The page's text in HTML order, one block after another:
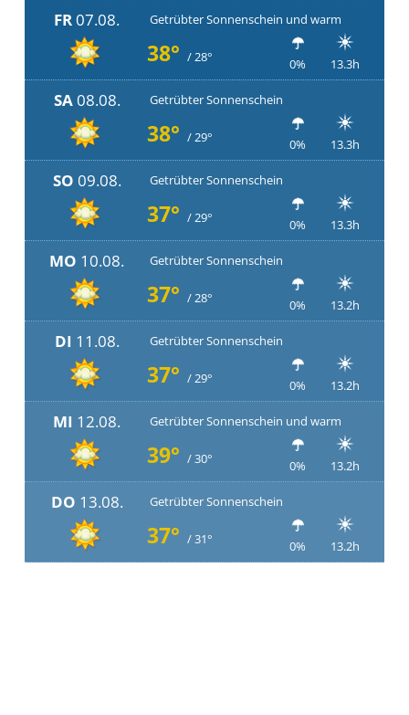
FR07.08. Getrübter Sonnenschein und warm
38° / 28° 0% 13.3h
SA08.08. Getrübter Sonnenschein
38° / 29° 0% 13.3h
SO 09.08. Getrübter Sonnenschein
37° / 29° 0% 13.3h
MO 10.08. Getrübter Sonnenschein
37° / 28° 0% 13.2h
DI 11.08. Getrübter Sonnenschein
37° / 29° 0% 13.2h
MI 12.08. Getrübter Sonnenschein und warm
39° / 30° 0% 13.2h
DO 13.08. Getrübter Sonnenschein
37° / 31° 0% 13.2h